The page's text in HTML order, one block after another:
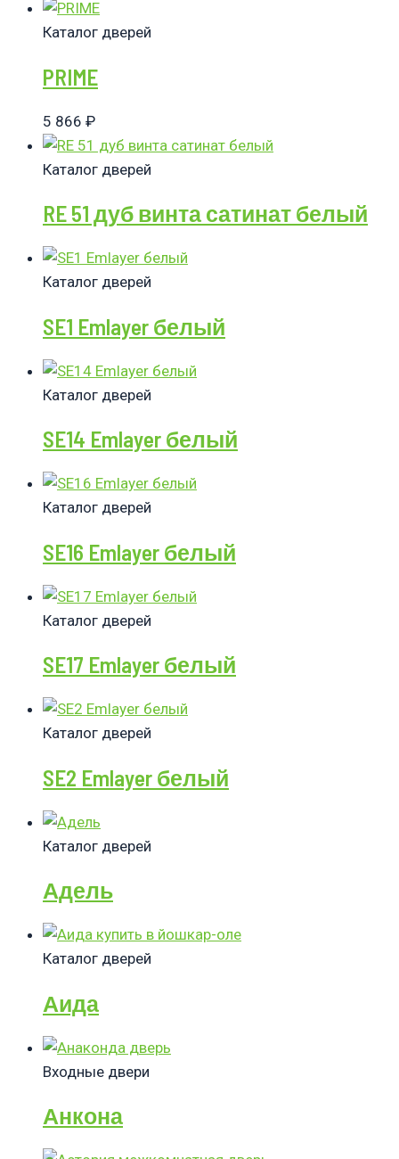
Каталог дверей
PRIME
5 866 ₽
Каталог дверей
RE 51 дуб винта сатинат белый
Каталог дверей
SE1 Emlayer белый
Каталог дверей
SE14 Emlayer белый
Каталог дверей
SE16 Emlayer белый
Каталог дверей
SE17 Emlayer белый
Каталог дверей
SE2 Emlayer белый
Каталог дверей
Адель
Каталог дверей
Аида
Входные двери
Анкона